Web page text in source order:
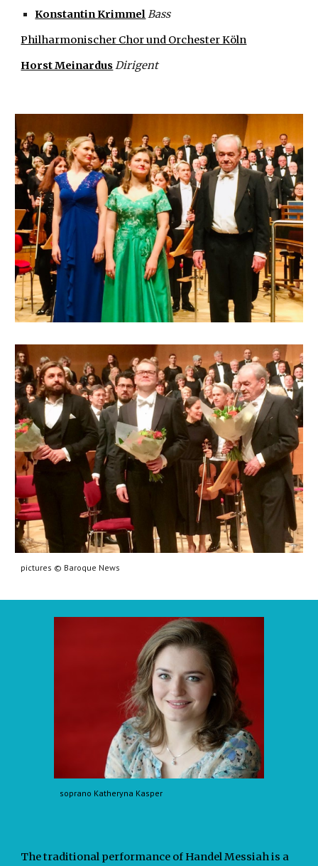
Konstantin KrimmelBass
Philharmonischer Chor und Orchester Köln
Horst MeinardusDirigent
pictures © Baroque News
soprano Katheryna Kasper
The traditional performance of Handel Messiah is a